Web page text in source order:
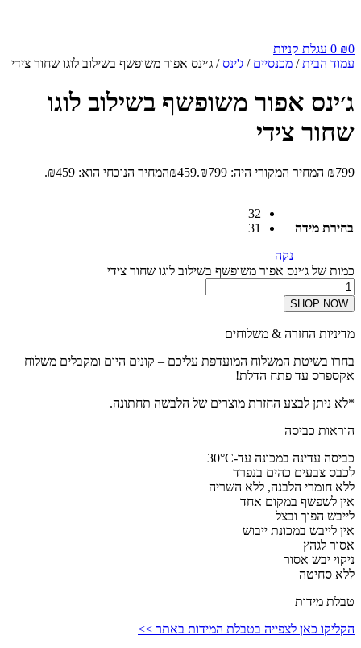
₪0
0 עגלת קניות
עמוד הבית/ מכנסיים / ג'ינס/ ג׳ינס אפור משופשף בשילוב לוגו שחור צידי
ג׳ינס אפור משופשף בשילוב לוגו
שחור צידי
₪799 המחיר המקורי היה: ₪799. ₪459 המחיר הנוכחי הוא: ₪459.
בחירת מידה
32
31
נקה
כמות של ג׳ינס אפור משופשף בשילוב לוגו שחור צידי
SHOP NOW
מדיניות החזרה & משלוחים
בחרו בשיטת המשלוח המועדפת עליכם – קונים היום ומקבלים משלוח
אקספרס עד פתח הדלת!
*לא ניתן לבצע החזרת מוצרים של הלבשה תחתונה.
הוראות כביסה
כביסה עדינה במכונה עד-30°C
לכבס צבעים כהים בנפרד
ללא חומרי הלבנה, ללא השריה
אין לשפשף במקום אחד
לייבש הפוך ובצל
אין לייבש במכונת ייבוש
אסור לגהץ
ניקוי יבש אסור
ללא סחיטה
טבלת מידות
הקליקו כאן לצפייה בטבלת המידות באתר >>